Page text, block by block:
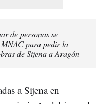
de personas se
para pedir la
de Sijena a Aragón
a Sijena en